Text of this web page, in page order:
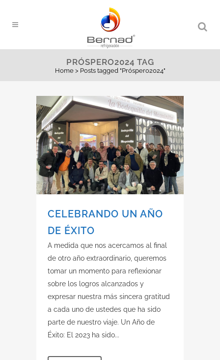
PRÓSPERO2024 TAG
Home> Posts tagged "Próspero2024"
CELEBRANDO UN AÑO
DE ÉXITO
A medida que nos acercamos al final
de otro año extraordinario, queremos
tomar un momento para reflexionar
sobre los logros alcanzados y
expresar nuestra más sincera gratitud
a cada uno de ustedes que ha sido
parte de nuestro viaje. Un Año de
Éxito: El 2023 ha sido...